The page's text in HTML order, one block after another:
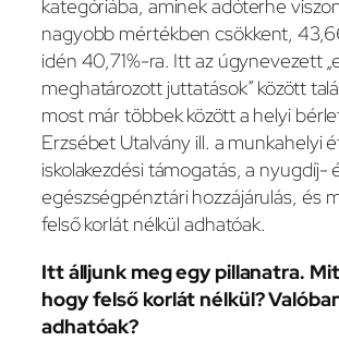
kategóriába, aminek adóterhe
nagyobb mértékben csökkent,
idén 40,71%-ra. Itt az úgynevezett
meghatározott juttatások” között
most már többek között a helyi
Erzsébet Utalvány ill. a munkahelyi
iskolakezdési támogatás, a nyugdíj-
egészségpénztári hozzájárulás, és
felső korlát nélkül adhatóak.
Itt álljunk meg egy pillanatra.
hogy felső korlát nélkül?
adhatóak?